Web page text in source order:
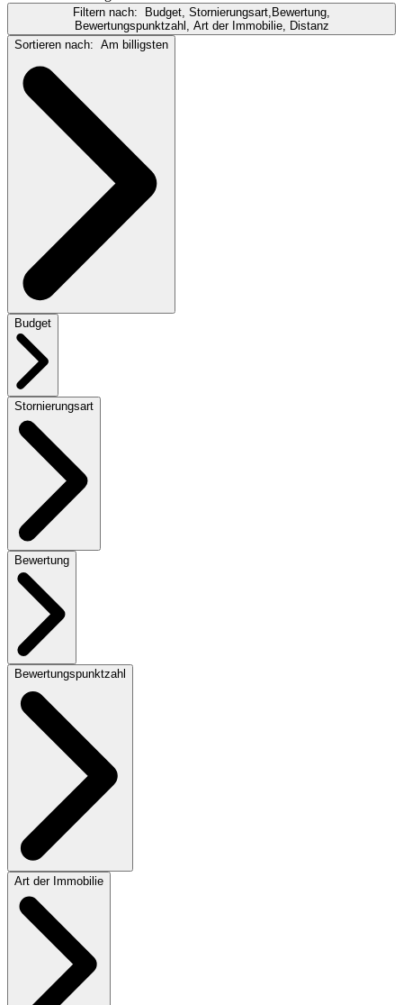
Filtern nach:
Budget, Stornierungsart,Bewertung,
Bewertungspunktzahl, Art der Immobilie, Distanz
Sortieren nach: Am billigsten
Budget
Stornierungsart
Bewertung
Bewertungspunktzahl
Art der Immobilie